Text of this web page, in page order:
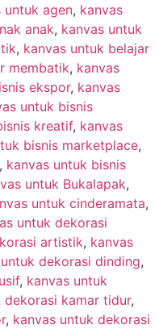
untuk agen, kanvas
anak, kanvas untuk
, kanvas untuk belajar
membatik, kanvas
ekspor, kanvas
untuk bisnis
kreatif, kanvas
bisnis marketplace,
, kanvas untuk bisnis
untuk Bukalapak,
untuk cinderamata,
untuk dekorasi
artistik, kanvas
dekorasi dinding,
, kanvas untuk
dekorasi kamar tidur,
, kanvas untuk dekorasi